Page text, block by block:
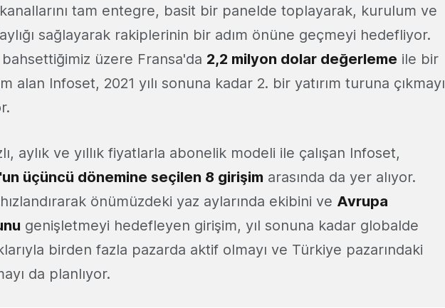
tam entegre, basit bir panelde toplayarak, kurulum ve
sağlayarak rakiplerinin bir adım önüne geçmeyi hedefliyor.
bahsettiğimiz üzere Fransa'da 2,2 milyon dolar değerleme ile bir
alan Infoset, 2021 yılı sonuna kadar 2. bir yatırım turuna çıkmayı
aylık ve yıllık fiyatlarla abonelik modeli ile çalışan Infoset,
üçüncü dönemine seçilen 8 girişim arasında da yer alıyor.
önümüzdeki yaz aylarında ekibini ve Avrupa
genişletmeyi hedefleyen girişim, yıl sonuna kadar globalde
birden fazla pazarda aktif olmayı ve Türkiye pazarındaki
da planlıyor.